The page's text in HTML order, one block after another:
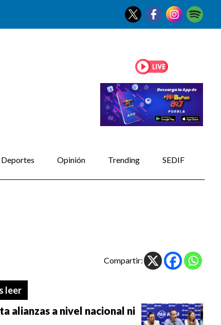
Deportes Opinión Trending SEDIF
Compartir:
leer
alianzas a nivel nacional ni